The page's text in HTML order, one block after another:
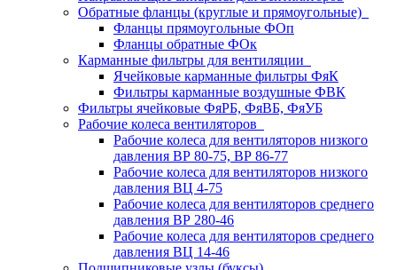
Обратные фланцы (круглые и прямоугольные)
Фланцы прямоугольные ФОп
Фланцы обратные ФОк
Карманные фильтры для вентиляции
Ячейковые карманные фильтры ФяК
Фильтры карманные воздушные ФВК
Фильтры ячейковые ФяРБ, ФяВБ, ФяУБ
Рабочие колеса вентиляторов
Рабочие колеса для вентиляторов низкого
давления ВР 80-75, ВР 86-77
Рабочие колеса для вентиляторов низкого
давления ВЦ 4-75
Рабочие колеса для вентиляторов среднего
давления ВР 280-46
Рабочие колеса для вентиляторов среднего
давления ВЦ 14-46